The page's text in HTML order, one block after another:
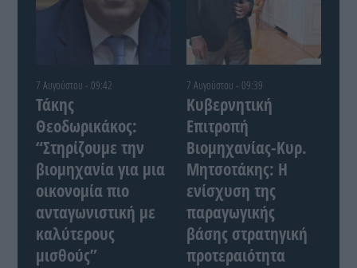
7 Αυγούστου - 09:42
Τάκης
Θεοδωρικάκος:
“Στηρίζουμε την
βιομηχανία για μια
οικονομία πιο
ανταγωνιστική με
καλύτερους
μισθούς”
7 Αυγούστου - 09:39
Κυβερνητική
Επιτροπή
Βιομηχανίας-Κυρ.
Μητσοτάκης: Η
ενίσχυση της
παραγωγικής
βάσης στρατηγική
προτεραιότητα